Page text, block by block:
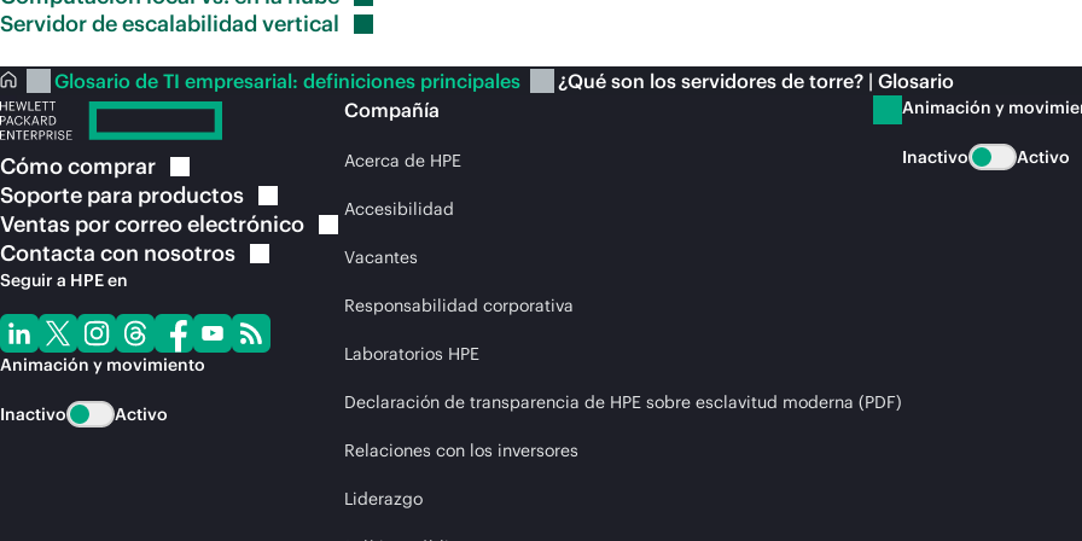
Servidor de escalabilidadvertical
Glosario de TI empresarial: definiciones principales ¿Qué son los servidores de torre? | Glosario
Cómocomprar
Soporte para productos
Ventas por correoelectrónico
Contacta con nosotros
Seguir a HPE en
Animación y movimiento
Inactivo Activo
Compañía
Acerca de HPE
Accesibilidad
Vacantes
Responsabilidad corporativa
Laboratorios HPE
Declaración de transparencia de HPE sobre esclavitud moderna (PDF)
Relaciones con los inversores
Liderazgo
Animación y
Inactivo Activo